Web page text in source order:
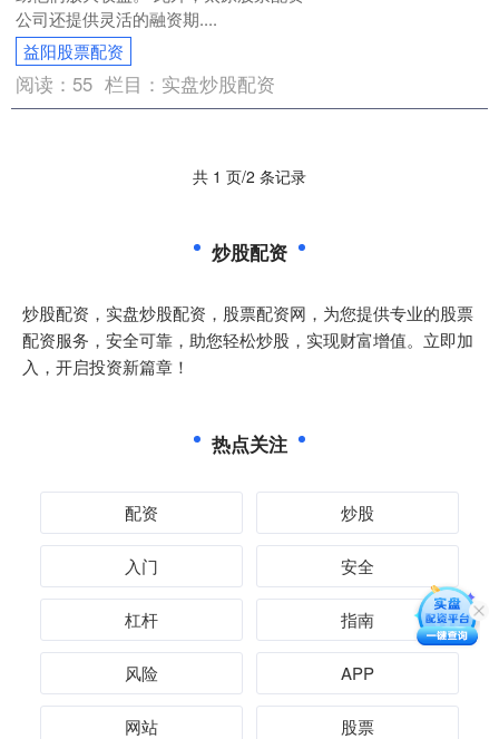
公司还提供灵活的融资期....
益阳股票配资
阅读： 55 栏目： 实盘炒股配资
共 1 页/2 条记录
炒股配资
炒股配资，实盘炒股配资，股票配资网，为您提供专业的股票
配资服务，安全可靠，助您轻松炒股，实现财富增值。立即加
入，开启投资新篇章！
热点关注
配资 炒股
入门 安全
杠杆 指南
风险 APP
网站 股票